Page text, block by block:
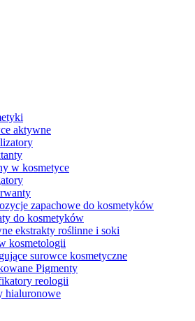
aktywne
w kosmetyce
zapachowe do kosmetyków
do kosmetyków
ekstrakty roślinne i soki
kosmetologii
surowce kosmetyczne
Pigmenty
reologii
hialuronowe